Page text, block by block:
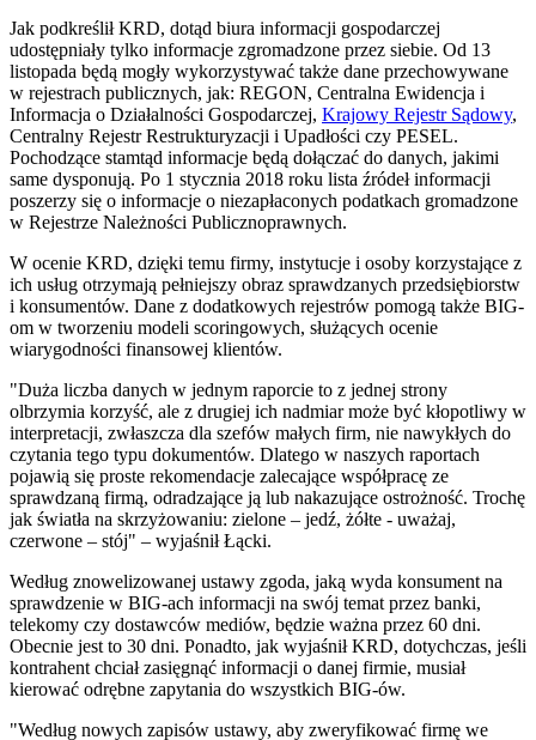
Jak podkreślił KRD, dotąd biura informacji gospodarczej
udostępniały tylko informacje zgromadzone przez siebie. Od 13
listopada będą mogły wykorzystywać także dane przechowywane
w rejestrach publicznych, jak: REGON, Centralna Ewidencja i
Informacja o Działalności Gospodarczej, Krajowy Rejestr Sądowy,
Centralny Rejestr Restrukturyzacji i Upadłości czy PESEL.
Pochodzące stamtąd informacje będą dołączać do danych, jakimi
same dysponują. Po 1 stycznia 2018 roku lista źródeł informacji
poszerzy się o informacje o niezapłaconych podatkach gromadzone
w Rejestrze Należności Publicznoprawnych.
W ocenie KRD, dzięki temu firmy, instytucje i osoby korzystające z
ich usług otrzymają pełniejszy obraz sprawdzanych przedsiębiorstw
i konsumentów. Dane z dodatkowych rejestrów pomogą także BIG-
om w tworzeniu modeli scoringowych, służących ocenie
wiarygodności finansowej klientów.
"Duża liczba danych w jednym raporcie to z jednej strony
olbrzymia korzyść, ale z drugiej ich nadmiar może być kłopotliwy w
interpretacji, zwłaszcza dla szefów małych firm, nie nawykłych do
czytania tego typu dokumentów. Dlatego w naszych raportach
pojawią się proste rekomendacje zalecające współpracę ze
sprawdzaną firmą, odradzające ją lub nakazujące ostrożność. Trochę
jak światła na skrzyżowaniu: zielone – jedź, żółte - uważaj,
czerwone – stój" – wyjaśnił Łącki.
Według znowelizowanej ustawy zgoda, jaką wyda konsument na
sprawdzenie w BIG-ach informacji na swój temat przez banki,
telekomy czy dostawców mediów, będzie ważna przez 60 dni.
Obecnie jest to 30 dni. Ponadto, jak wyjaśnił KRD, dotychczas, jeśli
kontrahent chciał zasięgnąć informacji o danej firmie, musiał
kierować odrębne zapytania do wszystkich BIG-ów.
"Według nowych zapisów ustawy, aby zweryfikować firmę we